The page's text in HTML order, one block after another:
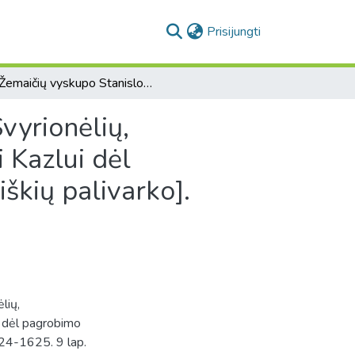
Prisijungti
[Žemaičių vyskupo Stanislovo Kiškos byla, iškelta Svyrionėlių, Komorovščiznos ir Bokštų valdytojui Jonui Fabijonui Kazlui dėl pagrobimo baudžiauninkų iš Adutiškio dvaro Dailidiškių palivarko].
Kazlui dėl
palivarko].
pagrobimo
1625. 9 lap.